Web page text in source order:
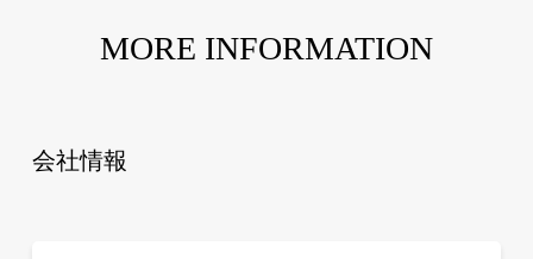
MORE INFORMATION
会社情報